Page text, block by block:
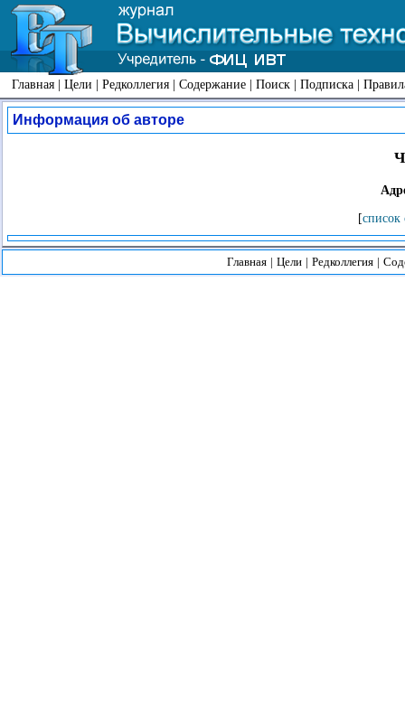
Главная | Цели | Редколлегия | Содержание | Поиск | Подписка |
Информация об авторе
[список
Главная | Цели | Редколлегия |